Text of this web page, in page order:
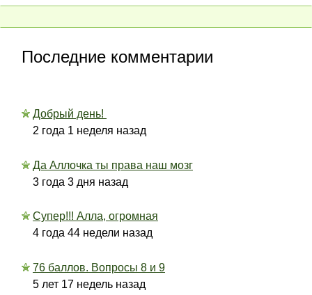
Последние комментарии
Добрый день!
2 года 1 неделя назад
Да Аллочка ты права наш мозг
3 года 3 дня назад
Супер!!! Алла, огромная
4 года 44 недели назад
76 баллов. Вопросы 8 и 9
5 лет 17 недель назад